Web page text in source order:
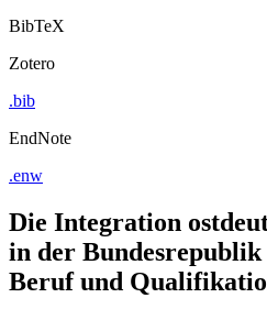
BibTeX
Zotero
.bib
EndNote
.enw
Die Integration
in der
Beruf und